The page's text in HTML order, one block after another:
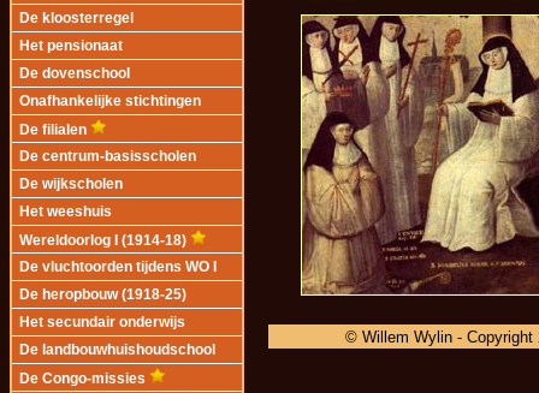
De kloosterregel
Het pensionaat
De dovenschool
Onafhankelijke stichtingen
De filialen
De centrum-basisscholen
De wijkscholen
Het weeshuis
Wereldoorlog I (1914-18)
De vluchtoorden tijdens WO I
De heropbouw (1918-25)
Het secundair onderwijs
De landbouwhuishoudschool
De Congo-missies
© Willem Wylin - Copyright